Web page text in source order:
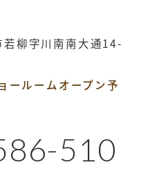
若柳字川南南大通14-
ールームオープン予
510